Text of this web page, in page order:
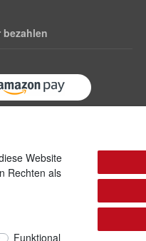
bezahlen
Website
Rechten als
Funktional